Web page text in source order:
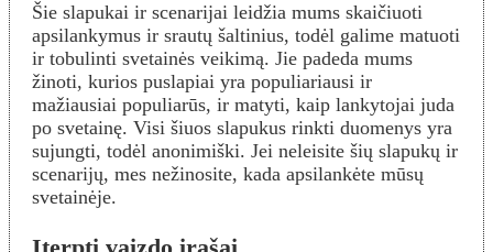
Šie slapukai ir scenarijai leidžia mums skaičiuoti
apsilankymus ir srautų šaltinius, todėl galime matuoti
ir tobulinti svetainės veikimą. Jie padeda mums
žinoti, kurios puslapiai yra populiariausi ir
mažiausiai populiarūs, ir matyti, kaip lankytojai juda
po svetainę. Visi šiuos slapukus rinkti duomenys yra
sujungti, todėl anonimiški. Jei neleisite šių slapukų ir
scenarijų, mes nežinosite, kada apsilankėte mūsų
svetainėje.